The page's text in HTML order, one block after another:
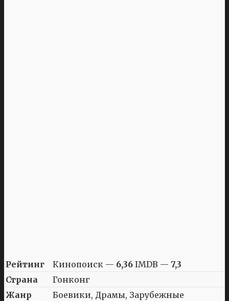
Рейтинг Кинопоиск — 6,36 IMDB — 7,3
Страна
Гонконг
Жанр
Боевики, Драмы, Зарубежные